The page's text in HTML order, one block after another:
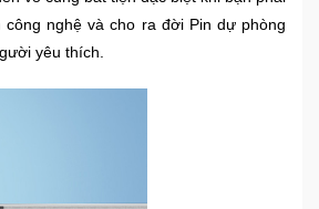
nghệ và cho ra đời Pin dự phòng
yêu thích.